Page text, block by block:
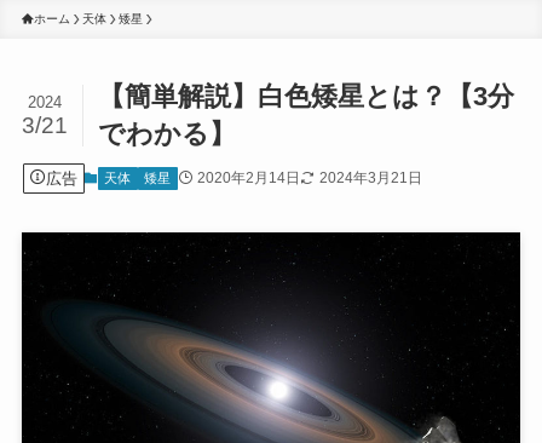
ホーム 天体 矮星
【簡単解説】白色矮星とは？【3分
でわかる】
2024
3/21
広告 天体 矮星 2020年2月14日 2024年3月21日